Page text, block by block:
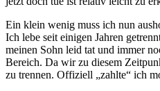
Ein klein wenig muss ich nun
Ich lebe seit einigen Jahren
meinen Sohn leid tat und immer
Bereich. Da wir zu diesem
zu trennen. Offiziell „zahlte“ ich